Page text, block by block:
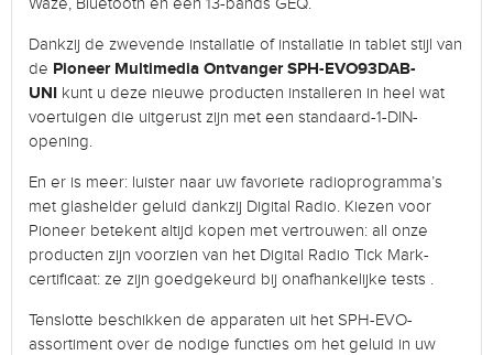
Dankzij de zwevende installatie of installatie in tablet stijl van
de Pioneer Multimedia Ontvanger SPH-EVO93DAB-
UNI kunt u deze nieuwe producten installeren in heel wat
voertuigen die uitgerust zijn met een standaard-1-DIN-
opening.
En er is meer: luister naar uw favoriete radioprogramma’s
met glashelder geluid dankzij Digital Radio. Kiezen voor
Pioneer betekent altijd kopen met vertrouwen: all onze
producten zijn voorzien van het Digital Radio Tick Mark-
certificaat: ze zijn goedgekeurd bij onafhankelijke tests .
Tenslotte beschikken de apparaten uit het SPH-EVO-
assortiment over de nodige functies om het geluid in uw